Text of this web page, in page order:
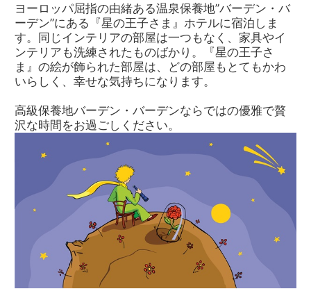
ヨーロッパ屈指の由緒ある温泉保養地”バーデン・バ
ーデン”にある『星の王子さま』ホテルに宿泊しま
す。同じインテリアの部屋は一つもなく、家具やイ
ンテリアも洗練されたものばかり。『星の王子さ
ま』の絵が飾られた部屋は、どの部屋もとてもかわ
いらしく、幸せな気持ちになります。
高級保養地バーデン・バーデンならではの優雅で贅
沢な時間をお過ごしください。